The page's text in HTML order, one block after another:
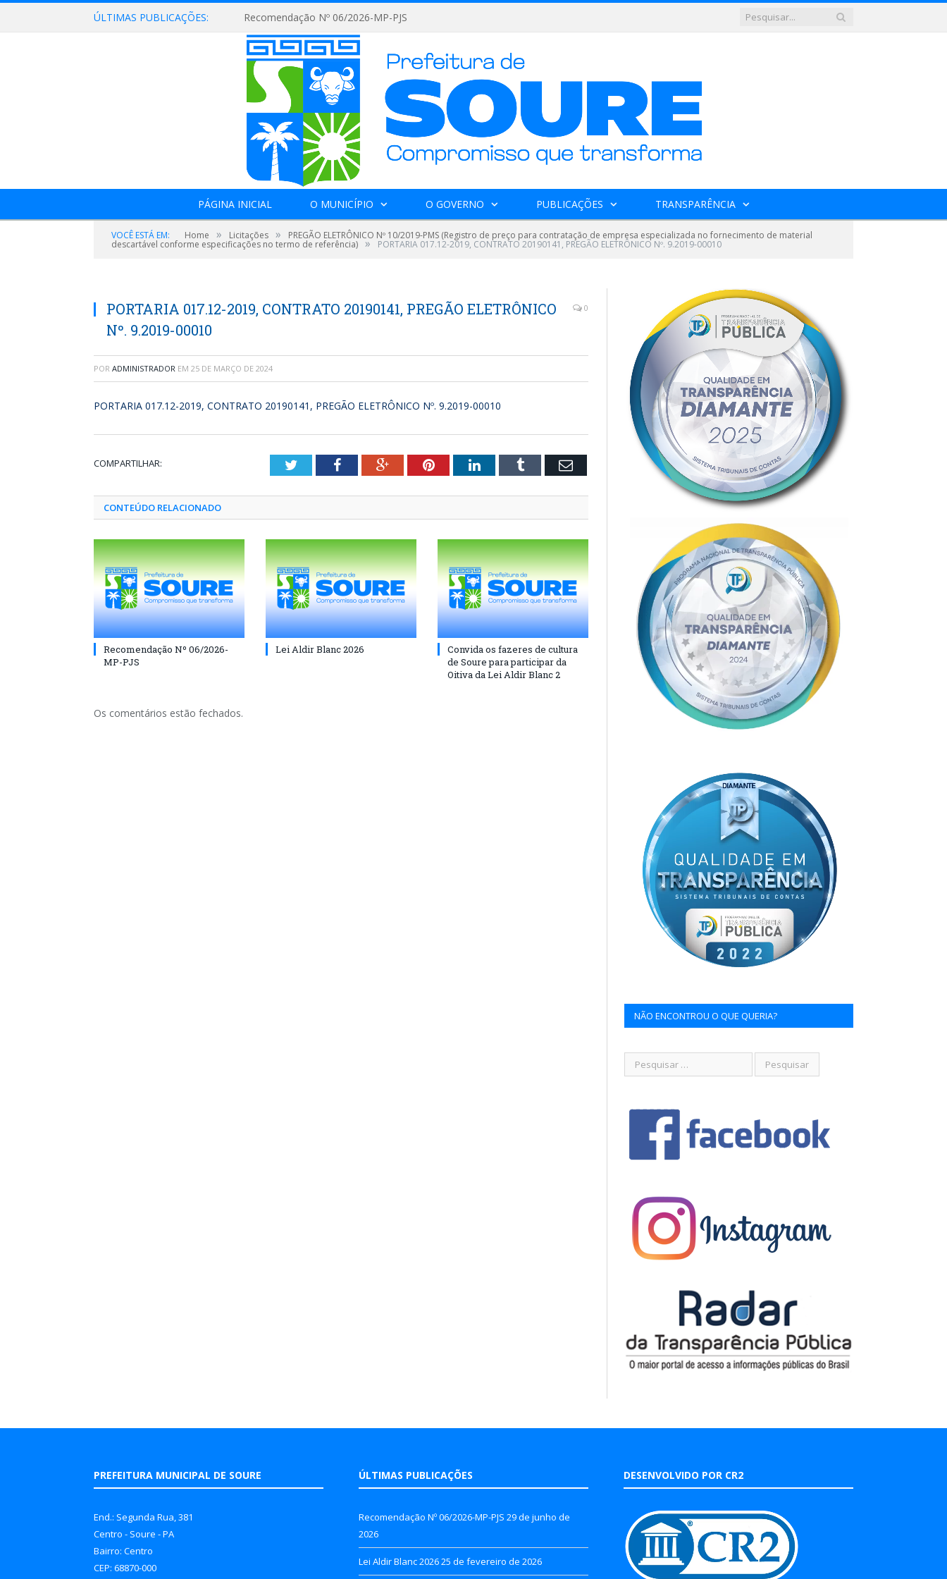
ÚLTIMAS PUBLICAÇÕES: Recomendação Nº 06/2026-MP-PJS
PÁGINA INICIAL O MUNICÍPIO O GOVERNO PUBLICAÇÕES TRANSPARÊNCIA
VOCÊ ESTÁ EM: Home » Licitações » PREGÃO ELETRÔNICO Nº 10/2019-PMS (Registro de preço para contratação de empresa especializada no fornecimento de material
descartável conforme especificações no termo de referência) » PORTARIA 017.12-2019, CONTRATO 20190141, PREGÃO ELETRÔNICO Nº. 9.2019-00010
PORTARIA 017.12-2019, CONTRATO 20190141, PREGÃO ELETRÔNICO
Nº. 9.2019-00010
0
POR ADMINISTRADOR EM 25 DE MARÇO DE 2024
PORTARIA 017.12-2019, CONTRATO 20190141, PREGÃO ELETRÔNICO Nº. 9.2019-00010
COMPARTILHAR: TwitterFacebookGoogle+PinterestLinkedInTumblr Email
CONTEÚDO RELACIONADO
Recomendação Nº 06/2026-
MP-PJS
Lei Aldir Blanc 2026
Convida os fazeres de cultura
de Soure para participar da
Oitiva da Lei Aldir Blanc 2
Os comentários estão fechados.
NÃO ENCONTROU O QUE QUERIA?
PREFEITURA MUNICIPAL DE SOURE
End.: Segunda Rua, 381
Centro - Soure - PA
Bairro: Centro
CEP: 68870-000
ÚLTIMAS PUBLICAÇÕES
Recomendação Nº 06/2026-MP-PJS 29 de junho de
2026
Lei Aldir Blanc 202625 de fevereiro de 2026
DESENVOLVIDO POR CR2